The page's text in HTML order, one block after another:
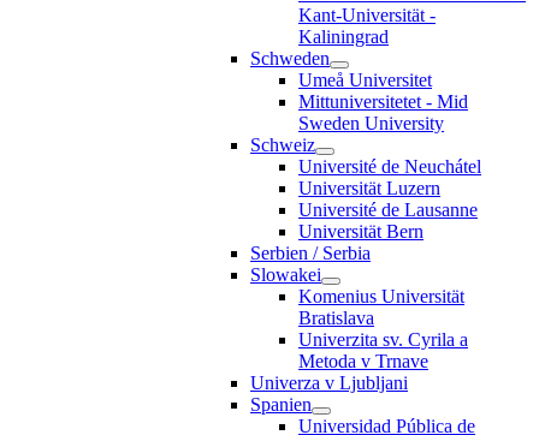
Kant-Universität -
Kaliningrad
Schweden
Umeå Universitet
Mittuniversitetet - Mid
Sweden University
Schweiz
Université de Neuchátel
Universität Luzern
Université de Lausanne
Universität Bern
Serbien / Serbia
Slowakei
Komenius Universität
Bratislava
Univerzita sv. Cyrila a
Metoda v Trnave
Univerza v Ljubljani
Spanien
Universidad Pública de